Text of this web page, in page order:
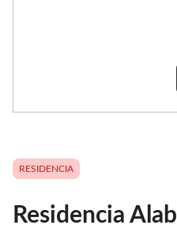
RESIDENCIA
Residencia